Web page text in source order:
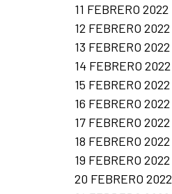
11 FEBRERO 2022
12 FEBRERO 2022
13 FEBRERO 2022
14 FEBRERO 2022
15 FEBRERO 2022
16 FEBRERO 2022
17 FEBRERO 2022
18 FEBRERO 2022
19 FEBRERO 2022
20 FEBRERO 2022